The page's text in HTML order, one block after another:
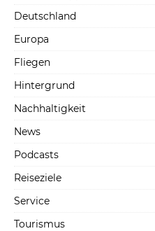
Deutschland
Europa
Fliegen
Hintergrund
Nachhaltigkeit
News
Podcasts
Reiseziele
Service
Tourismus